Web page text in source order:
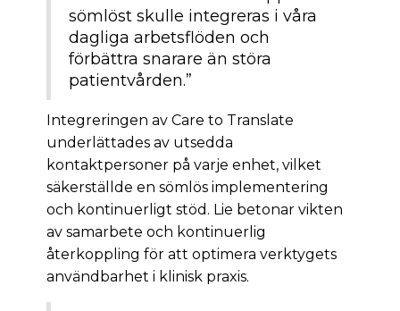
sömlöst skulle integreras i våra
dagliga arbetsflöden och
förbättra snarare än störa
patientvården.”
Integreringen av Care to Translate
underlättades av utsedda
kontaktpersoner på varje enhet, vilket
säkerställde en sömlös implementering
och kontinuerligt stöd. Lie betonar vikten
av samarbete och kontinuerlig
återkoppling för att optimera verktygets
användbarhet i klinisk praxis.